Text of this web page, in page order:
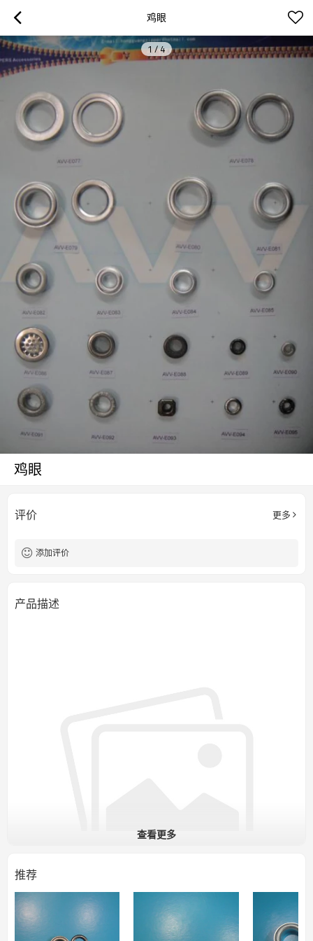
鸡眼
1/4
鸡眼
评价 更多
添加评价
产品描述
查看更多
推荐